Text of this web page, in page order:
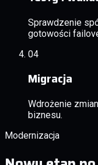
Sprawdzenie
gotowości
04
Migracja
Wdrożenie
biznesu.
Modernizacja